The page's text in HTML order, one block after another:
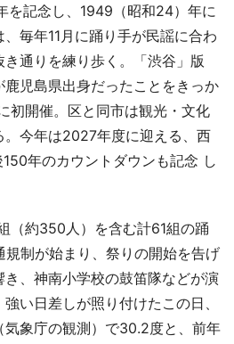
記念し、1949（昭和24）年に
毎年11月に踊り手が民謡に合わ
通りを練り歩く。「渋谷」版
児島県出身だったことをきっか
初開催。区と同市は観光・文化
。今年は2027年度に迎える、西
年のカウントダウンも記念 し
約350人）を含む計61組の踊
規制が始まり、祭りの開始を告げ
、神南小学校の鼓笛隊などが演
い日差しが照り付けたこの日、
象庁の観測）で30.2度と、前年